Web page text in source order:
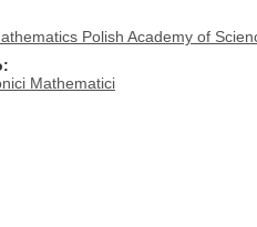
Polish Academy of
Mathematici